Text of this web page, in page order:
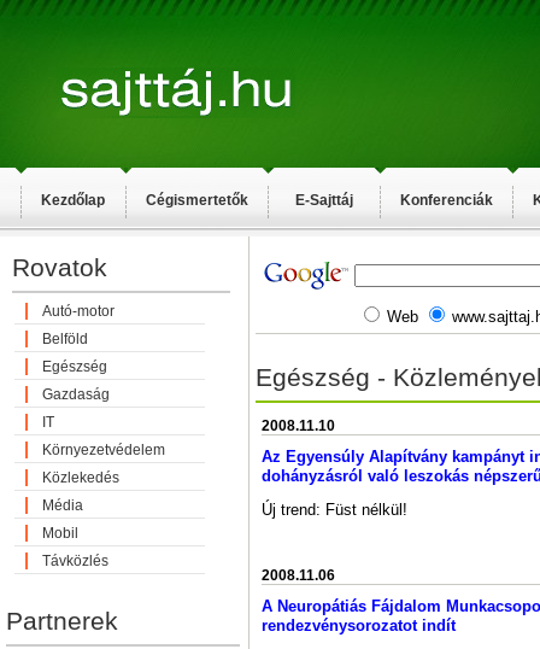
Kezdőlap Cégismertetők E-Sajttáj Konferenciák
Rovatok
Autó-motor
Belföld
Egészség
Gazdaság
IT
Környezetvédelem
Közlekedés
Média
Mobil
Távközlés
Partnerek
Web
Egészség -
2008.11.10
Az Egyensúly Alapítvány kampányt
dohányzásról való leszokás
Új trend: Füst nélkül!
2008.11.06
A Neuropátiás Fájdalom
rendezvénysorozatot indít